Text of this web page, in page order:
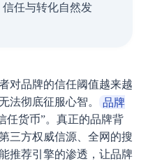
任与转化自然发
对品牌的信任阈值越来越
法彻底征服心智。
品牌
任货币”。真正的品牌背
三方权威信源、全网的搜
推荐引擎的渗透，让品牌